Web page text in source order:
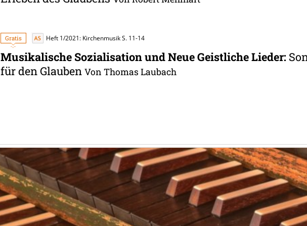
Gratis Heft 1/2021: Kirchenmusik S. 11-14
Musikalische Sozialisation und Neue Geistliche Lieder:
für den Glauben Von Thomas Laubach